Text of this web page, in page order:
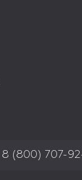
8 (800) 707-